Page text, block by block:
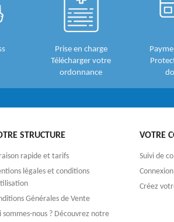
Prise en charge
Télécharger votre
ordonnance
STRUCTURE
rapide et tarifs
légales et conditions
Générales de Vente
sommes-nous ? Découvrez notre
VOTRE
Suivi de
Connexion
Créez